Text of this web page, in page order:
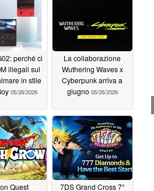
perché ci
illegali sul
in stile
05/28/2026
La collaborazione
Wuthering Waves x
Cyberpunk arriva a
giugno 05/26/2026
Quest
7DS Grand Cross 7°